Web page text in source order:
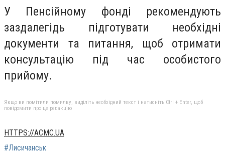
У Пенсійному фонді рекомендують
заздалегідь підготувати необхідні
документи та питання, щоб отримати
консультацію під час особистого
прийому.
Якщо ви помітили помилку, виділіть необхідний текст і натисніть Ctrl + Enter, щоб
повідомити про це редакцію
HTTPS://ACMC.UA
#Лисичанськ